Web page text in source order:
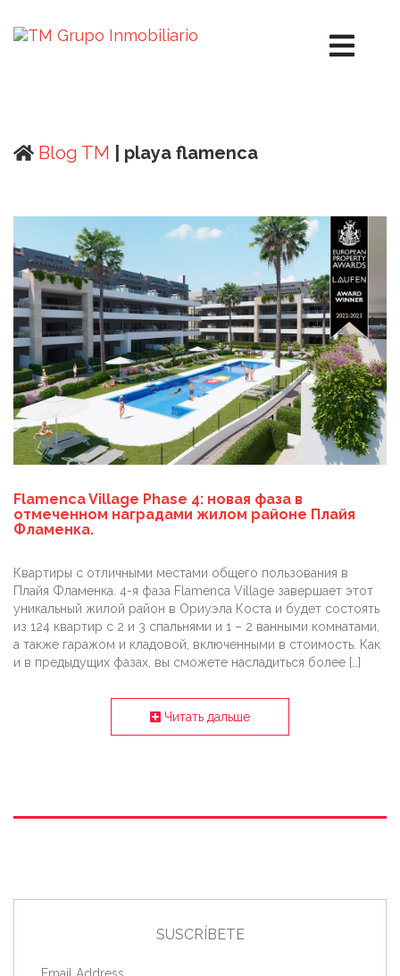
Blog TM | playa flamenca
Flamenca Village Phase 4: новая фаза в
отмеченном наградами жилом районе Плайя
Фламенка.
Квартиры с отличными местами общего пользования в
Плайя Фламенка. 4-я фаза Flamenca Village завершает этот
уникальный жилой район в Ориуэла Коста и будет состоять
из 124 квартир с 2 и 3 спальнями и 1 – 2 ванными комнатами,
а также гаражом и кладовой, включенными в стоимость. Как
и в предыдущих фазах, вы сможете насладиться более […]
Читать дальше
SUSCRÍBETE